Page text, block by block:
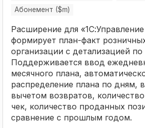
Абонемент ($m)
Расширение для «1С:Управление
формирует план-факт
организации с детализацией
Поддерживается ввод
месячного плана,
распределение плана по дням,
вычетом возвратов,
чек, количество проданных
сравнение с прошлым годом.